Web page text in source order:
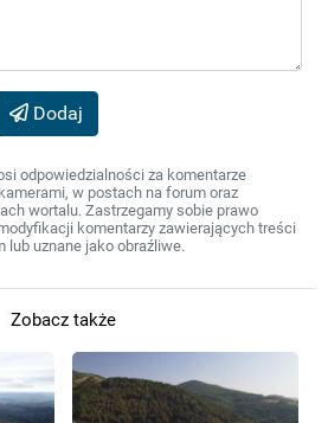
Dodaj
odpowiedzialności za komentarze
w postach na forum oraz
wortalu. Zastrzegamy sobie prawo
komentarzy zawierających treści
lub uznane jako obraźliwe.
Zobacz także